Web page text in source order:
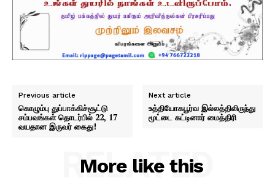
Previous article
கொழும்பு துப்பாக்கிச்சூட்டு
சம்பவங்கள் தொடர்பில் 22, 17
வயதான இருவர் கைது!
Next article
உத்தியோகபூர்வ இல்லத்திலிருந்து
மூட்டை கட்டினார் மைத்திரி
More like this
RELATED